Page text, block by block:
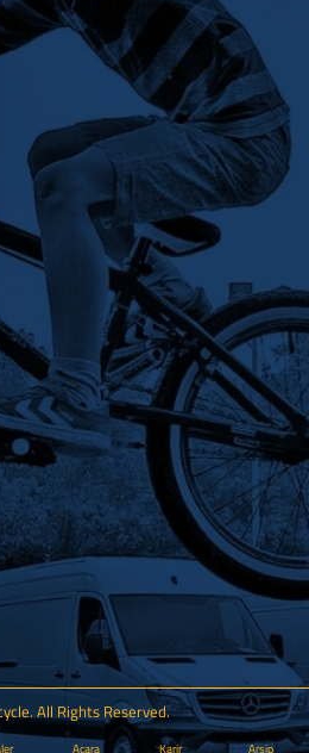
All Rights Reserved.
Acara Karir Arsip